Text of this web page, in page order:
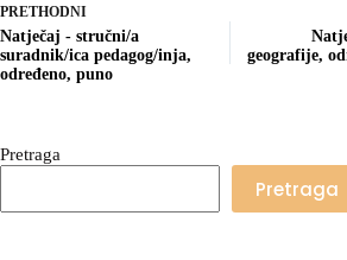
PRETHODNI
Natječaj - stručni/a
suradnik/ica pedagog/inja,
određeno, puno
geografije,
Pretraga
Pretraga